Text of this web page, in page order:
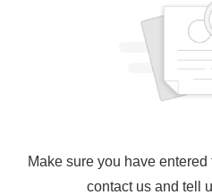
Make sure you have
contact us and tell